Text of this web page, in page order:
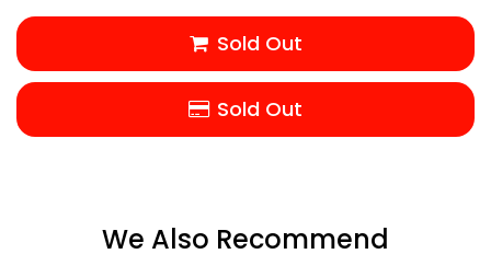
Sold Out
Sold Out
We Also Recommend